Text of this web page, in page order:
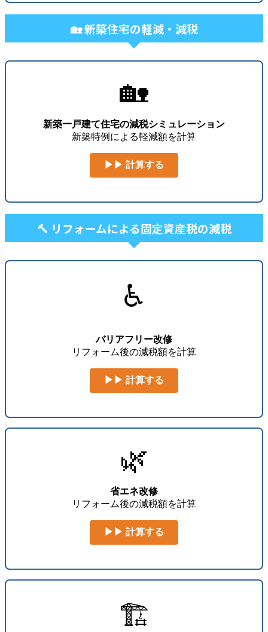
🏡 新築住宅の軽減・減税
🏡
新築一戸建て住宅の減税シミュレーション
新築特例による軽減額を計算
▶▶ 計算する
🔨 リフォームによる固定資産税の減税
♿
バリアフリー改修
リフォーム後の減税額を計算
▶▶ 計算する
🌿
省エネ改修
リフォーム後の減税額を計算
▶▶ 計算する
🏗️